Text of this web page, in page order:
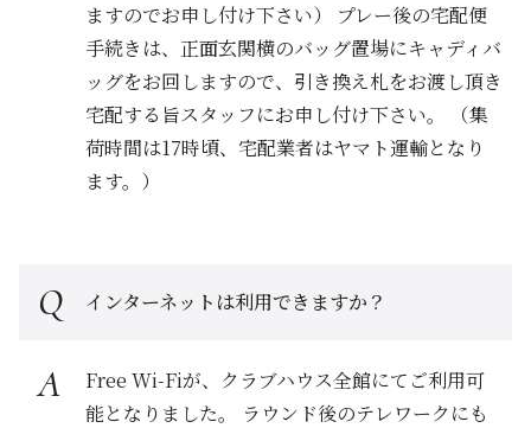
ますのでお申し付け下さい） プレー後の宅配便
手続きは、正面玄関横のバッグ置場にキャディバ
ッグをお回しますので、引き換え札をお渡し頂き
宅配する旨スタッフにお申し付け下さい。 （集
荷時間は17時頃、宅配業者はヤマト運輸となり
ます。）
インターネットは利用できますか？
Free Wi-Fiが、クラブハウス全館にてご利用可
能となりました。 ラウンド後のテレワークにも